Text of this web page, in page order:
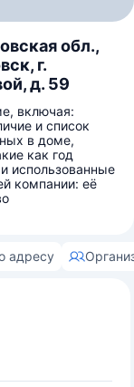
обл.,
г.
д. 59
включая:
и список
в доме,
как год
использованные
компании: её
адресу